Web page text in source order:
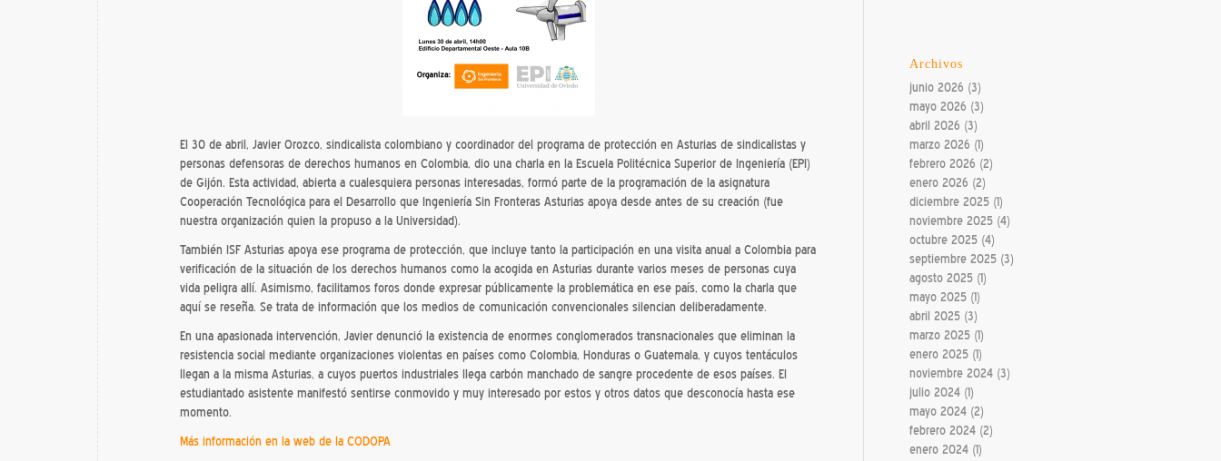
El 30 de abril, Javier Orozco, sindicalista colombiano y coordinador del programa de protección en Asturias de sindicalistas y
personas defensoras de derechos humanos en Colombia, dio una charla en la Escuela Politécnica Superior de Ingeniería (EPI)
de Gijón. Esta actividad, abierta a cualesquiera personas interesadas, formó parte de la programación de la asignatura
Cooperación Tecnológica para el Desarrollo que Ingeniería Sin Fronteras Asturias apoya desde antes de su creación (fue
nuestra organización quien la propuso a la Universidad).
También ISF Asturias apoya ese programa de protección, que incluye tanto la participación en una visita anual a Colombia para
verificación de la situación de los derechos humanos como la acogida en Asturias durante varios meses de personas cuya
vida peligra allí. Asimismo, facilitamos foros donde expresar públicamente la problemática en ese país, como la charla que
aquí se reseña. Se trata de información que los medios de comunicación convencionales silencian deliberadamente.
En una apasionada intervención, Javier denunció la existencia de enormes conglomerados transnacionales que eliminan la
resistencia social mediante organizaciones violentas en países como Colombia, Honduras o Guatemala, y cuyos tentáculos
llegan a la misma Asturias, a cuyos puertos industriales llega carbón manchado de sangre procedente de esos países. El
estudiantado asistente manifestó sentirse conmovido y muy interesado por estos y otros datos que desconocía hasta ese
momento.
Más información en la web de la CODOPA
Archivos
junio 2026 (3)
mayo 2026 (3)
abril 2026 (3)
marzo 2026 (1)
febrero 2026 (2)
enero 2026 (2)
diciembre 2025 (1)
noviembre 2025 (4)
octubre 2025 (4)
septiembre 2025 (3)
agosto 2025 (1)
mayo 2025 (1)
abril 2025 (3)
marzo 2025 (1)
enero 2025 (1)
noviembre 2024 (3)
julio 2024 (1)
mayo 2024 (2)
febrero 2024 (2)
enero 2024 (1)